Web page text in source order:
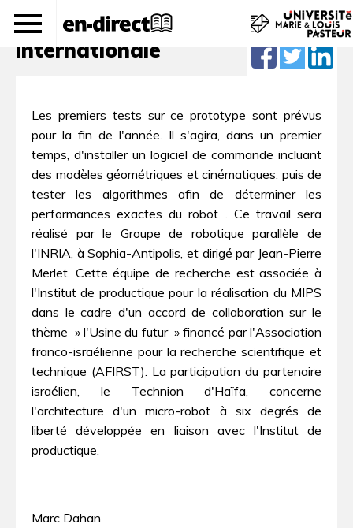
Une collaboration
internationale
Les premiers tests sur ce prototype sont prévus
pour la fin de l'année. Il s'agira, dans un premier
temps, d'installer un logiciel de commande incluant
des modèles géométriques et cinématiques, puis de
tester les algorithmes afin de déterminer les
performances exactes du robot . Ce travail sera
réalisé par le Groupe de robotique parallèle de
l'INRIA, à Sophia-Antipolis, et dirigé par Jean-Pierre
Merlet. Cette équipe de recherche est associée à
l'Institut de productique pour la réalisation du MIPS
dans le cadre d'un accord de collaboration sur le
thème » l'Usine du futur » financé par l'Association
franco-israélienne pour la recherche scientifique et
technique (AFIRST). La participation du partenaire
israélien, le Technion d'Haïfa, concerne
l'architecture d'un micro-robot à six degrés de
liberté développée en liaison avec l'Institut de
productique.
Marc Dahan